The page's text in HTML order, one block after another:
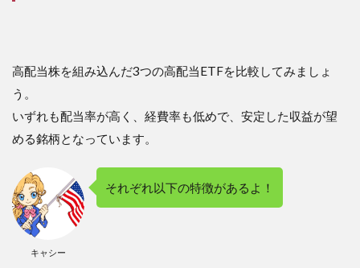
高配当株を組み込んだ3つの高配当ETFを比較してみましょ
う。
いずれも配当率が高く、経費率も低めで、安定した収益が望
める銘柄となっています。
キャシー
それぞれ以下の特徴があるよ！